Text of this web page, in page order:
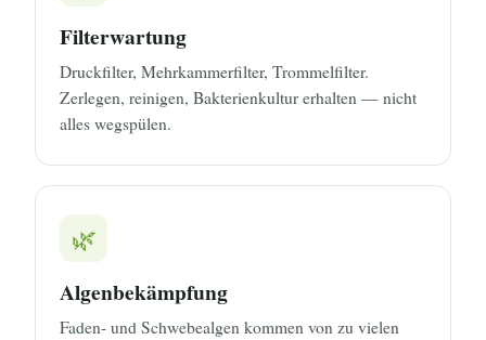
Filterwartung
Druckfilter, Mehrkammerfilter, Trommelfilter.
Zerlegen, reinigen, Bakterienkultur erhalten — nicht
alles wegspülen.
🌿
Algen­bekämpfung
Faden- und Schwebealgen kommen von zu vielen